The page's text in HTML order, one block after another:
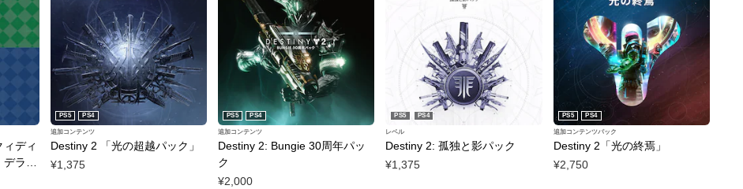
ィディ
ラッ
Destiny 2 「光の超越パック」
PS5 PS4
追加コンテンツ
¥1,375
Destiny 2: Bungie 30周年パッ
ク
PS5 PS4
追加コンテンツ
¥2,000
Destiny 2: 孤独と影パック
PS5 PS4
レベル
¥1,375
Destiny 2「光の終焉」
PS5 PS4
追加コンテンツパック
¥2,750